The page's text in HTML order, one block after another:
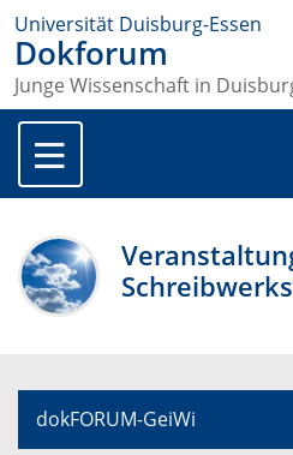
Universität Duisburg-Essen
Dokforum
Junge Wissenschaft in
dokFORUM-GeiWi